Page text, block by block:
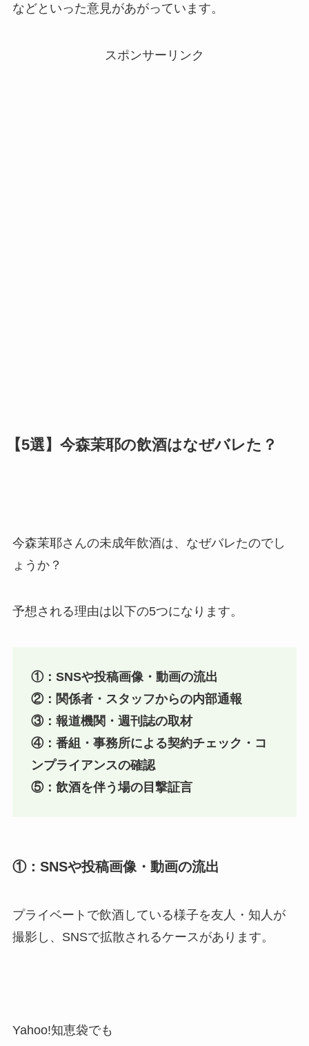
などといった意見があがっています。
スポンサーリンク
【5選】今森茉耶の飲酒はなぜバレた？
今森茉耶さんの未成年飲酒は、なぜバレたのでし
ょうか？
予想される理由は以下の5つになります。
①：SNSや投稿画像・動画の流出
②：関係者・スタッフからの内部通報
③：報道機関・週刊誌の取材
④：番組・事務所による契約チェック・コ
ンプライアンスの確認
⑤：飲酒を伴う場の目撃証言
①：SNSや投稿画像・動画の流出
プライベートで飲酒している様子を友人・知人が
撮影し、SNSで拡散されるケースがあります。
Yahoo!知恵袋でも